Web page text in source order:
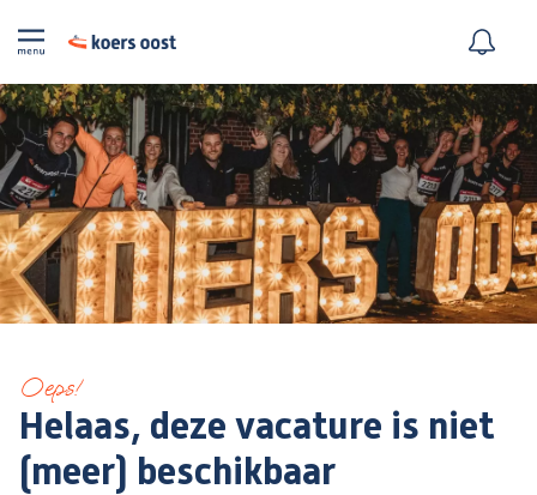
Oeps!
Helaas, deze vacature is niet
(meer) beschikbaar